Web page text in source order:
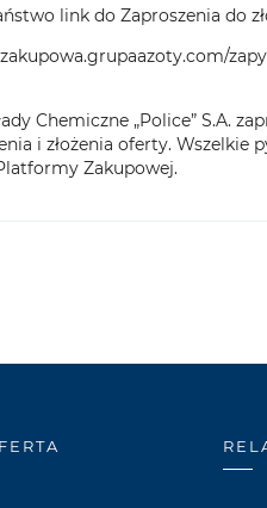
link do Zaproszenia do
Chemiczne „Police” S.A.
i złożenia oferty.
Zakupowej.